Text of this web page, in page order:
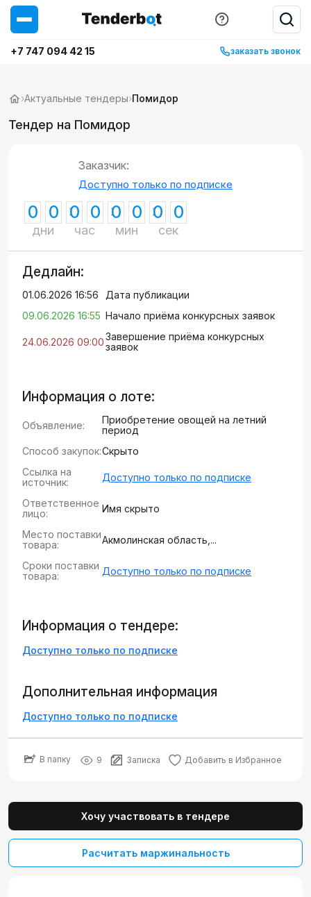
+7 747 094 42 15 заказать звонок
›Актуальные тендеры›Помидор
Тендер на Помидор
Заказчик:
Доступно только по подписке
0 0
дни
0 0
час
0 0
мин
0 0
сек
Дедлайн:
01.06.2026 16:56
Дата публикации
09.06.2026 16:55 Начало приёма конкурсных заявок
24.06.2026 09:00Завершение приёма конкурсных
заявок
Информация о лоте:
Объявление:
Приобретение овощей на летний
период
Способ закупок:Скрыто
Ссылка на
источник:
Доступно только по подписке
Ответственное
лицо:
Имя скрыто
Место поставки
товара:
Акмолинская область,...
Сроки поставки
товара:
Доступно только по подписке
Информация о тендере:
Доступно только по подписке
Дополнительная информация
Доступно только по подписке
В папку 9 Записка Добавить в Избранное
Хочу участвовать в тендере
Расчитать маржинальность